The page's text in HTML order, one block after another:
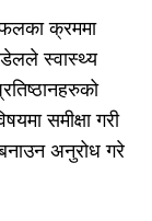
क्रममा
स्वास्थ्य
समीक्षा गरी
अनुरोध गरे